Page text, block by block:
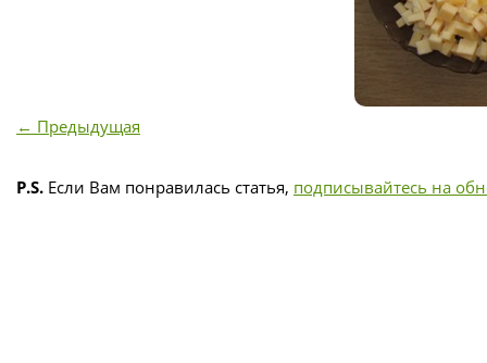
← Предыдущая
P.S. Если Вам понравилась статья, подписывайтесь на